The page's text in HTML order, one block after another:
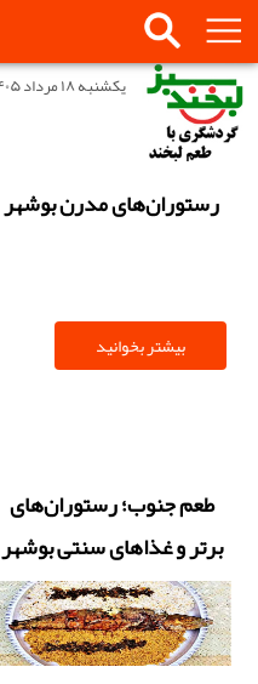
يكشنبه ۱۸ مرداد ۱۴۰۵ | ۱۴:۰۴:۴۱
رستوران‌های مدرن بوشهر
بیشتر بخوانید
طعم جنوب؛ رستوران‌های
برتر و غذاهای سنتی بوشهر